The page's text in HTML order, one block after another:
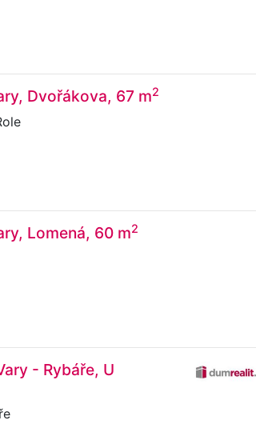
Dvořákova, 67 m2
Lomená, 60 m2
- Rybáře, U